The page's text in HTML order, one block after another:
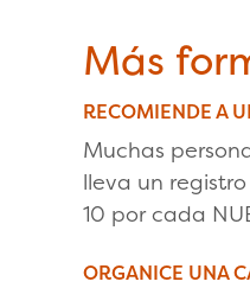
Más
RECOMIENDE A
Muchas
lleva un
10 por cada
ORGANICE UNA